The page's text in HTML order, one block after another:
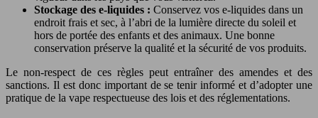
Stockage des e-liquides : Conservez vos e-liquides dans un
endroit frais et sec, à l’abri de la lumière directe du soleil et
hors de portée des enfants et des animaux. Une bonne
conservation préserve la qualité et la sécurité de vos produits.
Le non-respect de ces règles peut entraîner des amendes et des
sanctions. Il est donc important de se tenir informé et d’adopter une
pratique de la vape respectueuse des lois et des réglementations.